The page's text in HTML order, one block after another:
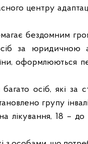
центру
бездомним
за
оформлюються
осіб, які за
групу
лікування, 18 –